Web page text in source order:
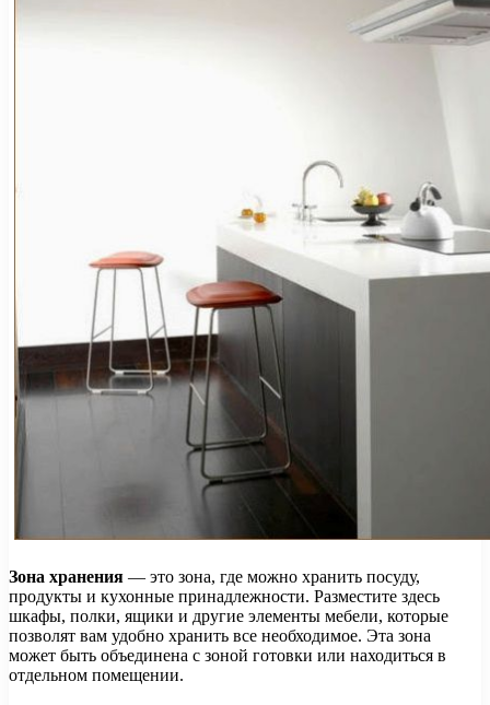
Зона хранения — это зона, где можно хранить посуду,
продукты и кухонные принадлежности. Разместите здесь
шкафы, полки, ящики и другие элементы мебели, которые
позволят вам удобно хранить все необходимое. Эта зона
может быть объединена с зоной готовки или находиться в
отдельном помещении.